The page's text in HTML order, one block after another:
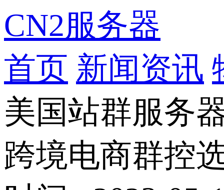
CN2服务器
首页 新闻资讯
美国站群服务
跨境电商群控